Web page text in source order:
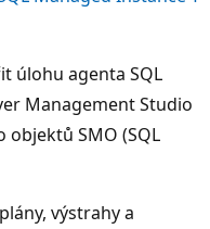
úlohu agenta SQL
Management Studio
objektů SMO (SQL
výstrahy a